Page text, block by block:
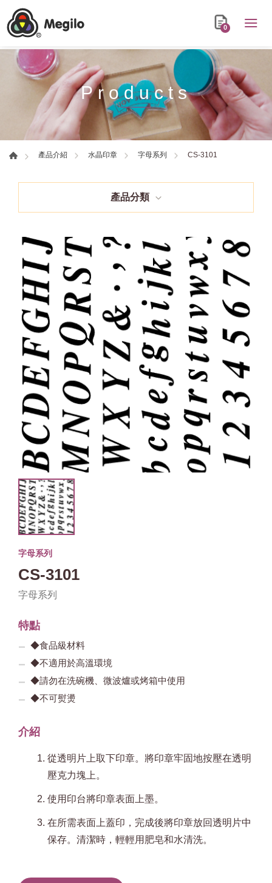
0
Products
產品介紹 水晶印章 字母系列 CS-3101
產品分類
字母系列
CS-3101
字母系列
特點
◆食品級材料
◆不適用於高溫環境
◆請勿在洗碗機、微波爐或烤箱中使用
◆不可熨燙
介紹
從透明片上取下印章。將印章牢固地按壓在透明
壓克力塊上。
使用印台將印章表面上墨。
在所需表面上蓋印，完成後將印章放回透明片中
保存。清潔時，輕輕用肥皂和水清洗。